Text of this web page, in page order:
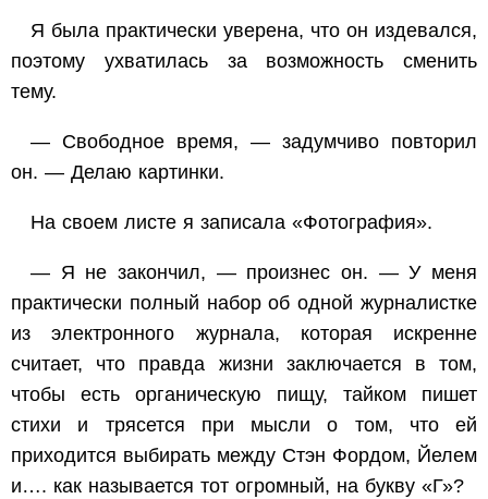
Я была практически уверена, что он издевался,
поэтому ухватилась за возможность сменить
тему.
— Свободное время, — задумчиво повторил
он. — Делаю картинки.
На своем листе я записала «Фотография».
— Я не закончил, — произнес он. — У меня
практически полный набор об одной журналистке
из электронного журнала, которая искренне
считает, что правда жизни заключается в том,
чтобы есть органическую пищу, тайком пишет
стихи и трясется при мысли о том, что ей
приходится выбирать между Стэн Фордом, Йелем
и…. как называется тот огромный, на букву «Г»?